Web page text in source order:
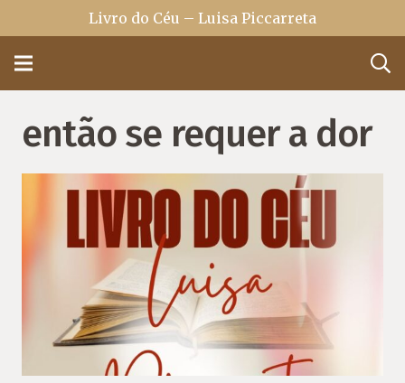
Livro do Céu – Luisa Piccarreta
então se requer a dor